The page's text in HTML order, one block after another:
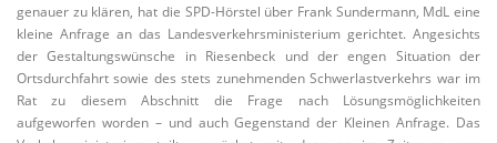
genauer zu klären, hat die SPD-Hörstel über Frank Sundermann, MdL eine
kleine Anfrage an das Landesverkehrsministerium gerichtet. Angesichts
der Gestaltungswünsche in Riesenbeck und der engen Situation der
Ortsdurchfahrt sowie des stets zunehmenden Schwerlastverkehrs war im
Rat zu diesem Abschnitt die Frage nach Lösungsmöglichkeiten
aufgeworfen worden – und auch Gegenstand der Kleinen Anfrage. Das